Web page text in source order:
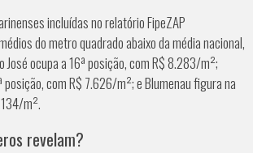
incluídas no relatório FipeZAP
do metro quadrado abaixo da média nacional,
José ocupa a 16ª posição, com R$ 8.283/m²;
posição, com R$ 7.626/m²; e Blumenau figura na
m².
revelam?